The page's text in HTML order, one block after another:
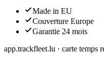
Made in EU
Couverture Europe
Garantie 24 mois
app.trackfleet.lu · carte temps